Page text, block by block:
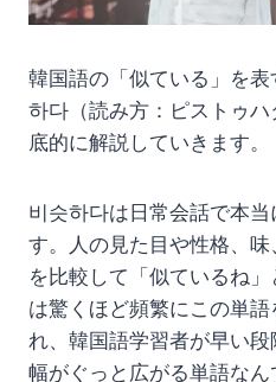
韓国語の「似ている」を
하다（読み方：ピストゥ
底的に解説していきます。
비슷하다は日常会話で本
す。人の見た目や性格、
を比較して「似ているね
は驚くほど頻繁にこの単
れ、韓国語学習者が早い
幅がぐっと広がる単語なん